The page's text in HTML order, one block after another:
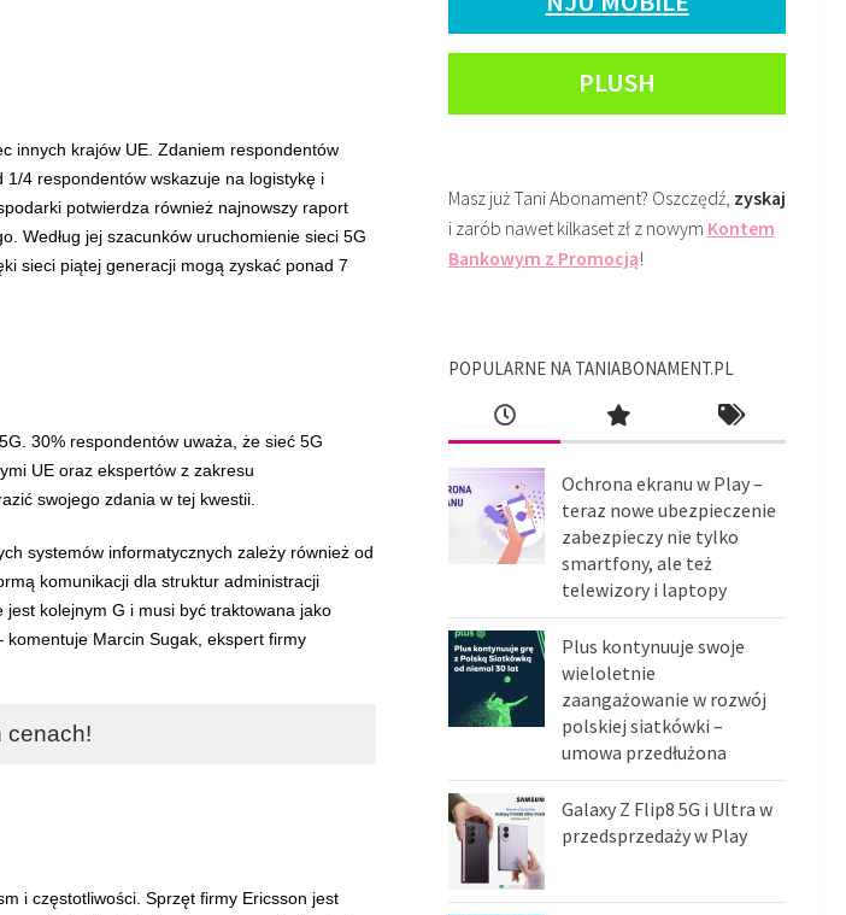
innych krajów UE. Zdaniem respondentów
1/4 respondentów wskazuje na logistykę i
potwierdza również najnowszy raport
Według jej szacunków uruchomienie sieci 5G
sieci piątej generacji mogą zyskać ponad 7
30% respondentów uważa, że sieć 5G
UE oraz ekspertów z zakresu
swojego zdania w tej kwestii.
systemów informatycznych zależy również od
komunikacji dla struktur administracji
jest kolejnym G i musi być traktowana jako
komentuje Marcin Sugak, ekspert firmy
cenach!
i częstotliwości. Sprzęt firmy Ericsson jest
PLUSH
Masz już Tani Abonament? Oszczędź, zyskaj
i zarób nawet kilkaset zł z nowym Kontem
Bankowym z Promocją!
POPULARNE NA TANIABONAMENT.PL
Ochrona ekranu w Play –
teraz nowe ubezpieczenie
zabezpieczy nie tylko
smartfony, ale też
telewizory i laptopy
Plus kontynuuje swoje
wieloletnie
zaangażowanie w rozwój
polskiej siatkówki –
umowa przedłużona
Galaxy Z Flip8 5G i Ultra w
przedsprzedaży w Play